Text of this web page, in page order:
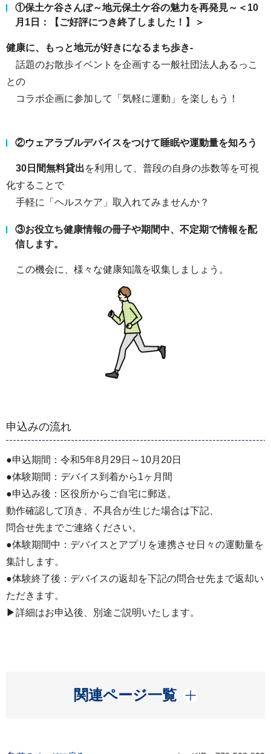
①保土ケ谷さんぽ～地元保土ケ谷の魅力を再発見～＜10
月1日：【ご好評につき終了しました！】＞
健康に、もっと地元が好きになるまち歩き‐
話題のお散歩イベントを企画する一般社団法人あるっこ
との
コラボ企画に参加して「気軽に運動」を楽しもう！
②ウェアラブルデバイスをつけて睡眠や運動量を知ろう
30日間無料貸出を利用して、普段の自身の歩数等を可視
化することで
手軽に「ヘルスケア」取入れてみませんか？
③お役立ち健康情報の冊子や期間中、不定期で情報を配
信します。
この機会に、様々な健康知識を収集しましょう。
申込みの流れ
●申込期間：令和5年8月29日～10月20日
●体験期間：デバイス到着から1ヶ月間
●申込み後：区役所からご自宅に郵送。
動作確認して頂き、不具合が生じた場合は下記、
問合せ先までご連絡ください。
●体験期間中：デバイスとアプリを連携させ日々の運動量を
集計します。
●体験終了後：デバイスの返却を下記の問合せ先まで返却い
ただきます。
▶詳細はお申込後、別途ご説明いたします。
関連ページ一覧
開く